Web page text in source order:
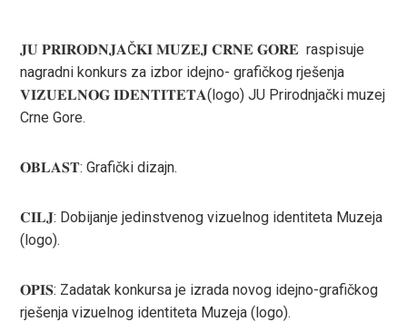
𝐉𝐔 𝐏𝐑𝐈𝐑𝐎𝐃𝐍𝐉𝐀Č𝐊𝐈 𝐌𝐔𝐙𝐄𝐉 𝐂𝐑𝐍𝐄 𝐆𝐎𝐑𝐄 raspisuje
nagradni konkurs za izbor idejno- grafičkog rješenja
𝐕𝐈𝐙𝐔𝐄𝐋𝐍𝐎𝐆 𝐈𝐃𝐄𝐍𝐓𝐈𝐓𝐄𝐓𝐀(logo) JU Prirodnjački muzej
Crne Gore.
𝐎𝐁𝐋𝐀𝐒𝐓: Grafički dizajn.
𝐂𝐈𝐋𝐉: Dobijanje jedinstvenog vizuelnog identiteta Muzeja
(logo).
𝐎𝐏𝐈𝐒: Zadatak konkursa je izrada novog idejno-grafičkog
rješenja vizuelnog identiteta Muzeja (logo).